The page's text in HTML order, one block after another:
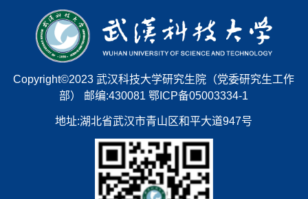
Copyright©2023 武汉科技大学研究生院（党委研究生工作
部） 邮编:430081 鄂ICP备05003334-1
地址:湖北省武汉市青山区和平大道947号